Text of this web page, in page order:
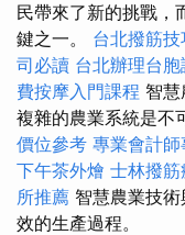
民帶來了新的挑戰，
鍵之一。 台北撥筋技
司必讀 台北辦理台
費按摩入門課程 智
複雜的農業系統是不
價位參考 專業會計
下午茶外燴 士林撥筋
所推薦 智慧農業技
效的生產過程。